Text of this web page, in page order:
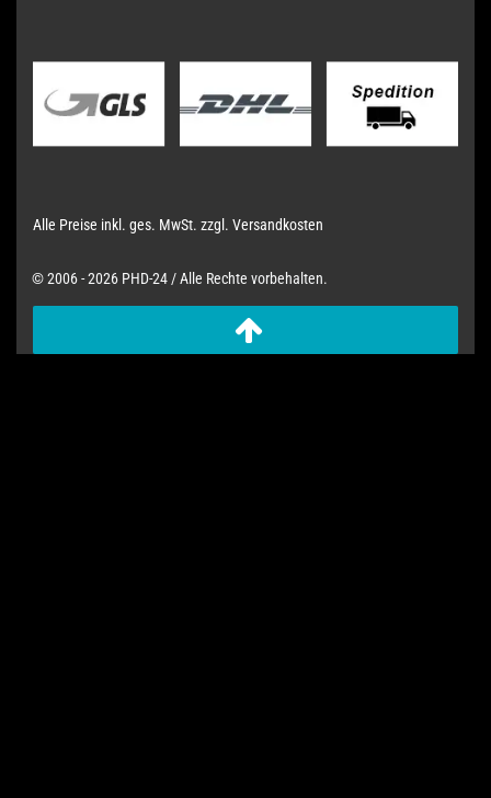
Alle Preise inkl. ges. MwSt. zzgl. Versandkosten
© 2006 - 2026 PHD-24 / Alle Rechte vorbehalten.